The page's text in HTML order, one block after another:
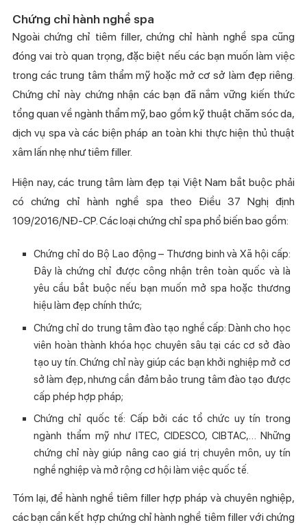
Chứng chỉ hành nghề spa
Ngoài chứng chỉ tiêm filler, chứng chỉ hành nghề spa cũng
đóng vai trò quan trọng, đặc biệt nếu các bạn muốn làm việc
trong các trung tâm thẩm mỹ hoặc mở cơ sở làm đẹp riêng.
Chứng chỉ này chứng nhận các bạn đã nắm vững kiến thức
tổng quan về ngành thẩm mỹ, bao gồm kỹ thuật chăm sóc da,
dịch vụ spa và các biện pháp an toàn khi thực hiện thủ thuật
xâm lấn nhẹ như tiêm filler.
Hiện nay, các trung tâm làm đẹp tại Việt Nam bắt buộc phải
có chứng chỉ hành nghề spa theo Điều 37 Nghị định
109/2016/NĐ-CP. Các loại chứng chỉ spa phổ biến bao gồm:
Chứng chỉ do Bộ Lao động – Thương binh và Xã hội cấp:
Đây là chứng chỉ được công nhận trên toàn quốc và là
yêu cầu bắt buộc nếu bạn muốn mở spa hoặc thương
hiệu làm đẹp chính thức;
Chứng chỉ do trung tâm đào tạo nghề cấp: Dành cho học
viên hoàn thành khóa học chuyên sâu tại các cơ sở đào
tạo uy tín. Chứng chỉ này giúp các bạn khởi nghiệp mở cơ
sở làm đẹp, nhưng cần đảm bảo trung tâm đào tạo được
cấp phép hợp pháp;
Chứng chỉ quốc tế: Cấp bởi các tổ chức uy tín trong
ngành thẩm mỹ như ITEC, CIDESCO, CIBTAC,… Những
chứng chỉ này giúp nâng cao giá trị chuyên môn, uy tín
nghề nghiệp và mở rộng cơ hội làm việc quốc tế.
Tóm lại, để hành nghề tiêm filler hợp pháp và chuyên nghiệp,
các bạn cần kết hợp chứng chỉ hành nghề tiêm filler với chứng